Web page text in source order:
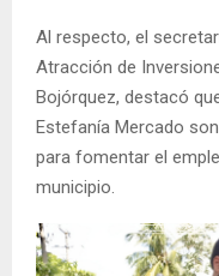
Al respecto, el
Atracción de
Bojórquez, destacó
Estefanía Mercado
para fomentar el
municipio.